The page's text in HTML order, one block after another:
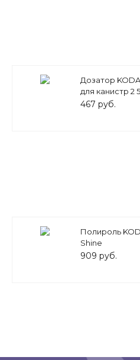
Дозатор
для канистр 2
000гр
467 руб.
Полироль
Shine
909 руб.